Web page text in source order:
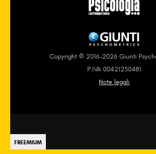
FREEMIUM
Copyright © 2016-2026 Giunti
P.IVA 00421250481
Note legali